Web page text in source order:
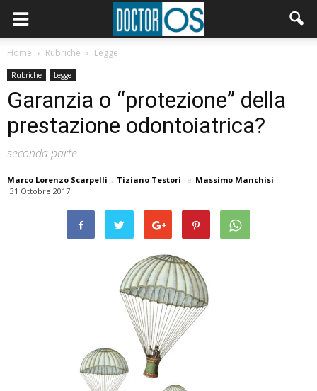
Home Rubriche Legge
Rubriche Legge
Garanzia o “protezione” della
prestazione odontoiatrica?
seconda parte
Marco Lorenzo Scarpelli , Tiziano Testori e Massimo Manchisi
31 Ottobre 2017